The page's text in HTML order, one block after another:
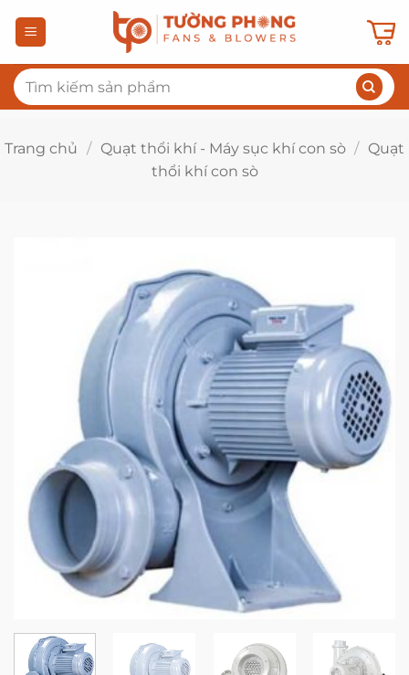
qua
dung
Tìm
kiếm:
Trang chủ / Quạt thổi khí - Máy sục khí con sò / Quạt
thổi khí con sò